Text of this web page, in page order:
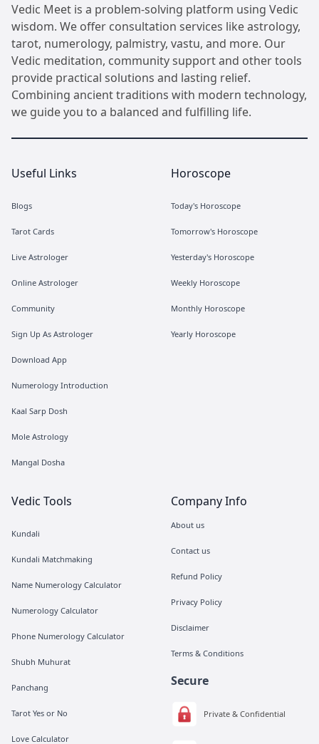
Vedic Meet is a problem-solving platform using Vedic
wisdom. We offer consultation services like astrology,
tarot, numerology, palmistry, vastu, and more. Our
Vedic meditation, community support and other tools
provide practical solutions and lasting relief.
Combining ancient traditions with modern technology,
we guide you to a balanced and fulfilling life.
Useful Links
Blogs
Tarot Cards
Live Astrologer
Online Astrologer
Community
Sign Up As Astrologer
Download App
Numerology Introduction
Kaal Sarp Dosh
Mole Astrology
Mangal Dosha
Horoscope
Today's Horoscope
Tomorrow's Horoscope
Yesterday's Horoscope
Weekly Horoscope
Monthly Horoscope
Yearly Horoscope
Vedic Tools
Kundali
Kundali Matchmaking
Name Numerology Calculator
Numerology Calculator
Phone Numerology Calculator
Shubh Muhurat
Panchang
Tarot Yes or No
Love Calculator
Company Info
About us
Contact us
Refund Policy
Privacy Policy
Disclaimer
Terms & Conditions
Secure
Private & Confidential